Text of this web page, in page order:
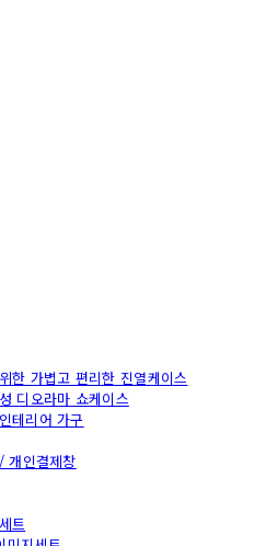
한 가볍고 편리한 진열케이스
디오라마 쇼케이스
테리어 가구
개인결제창
트